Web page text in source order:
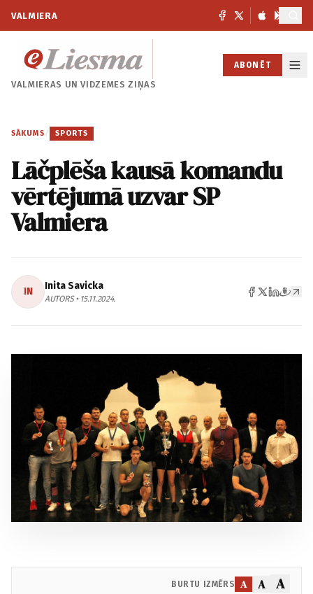
VALMIERA
VALMIERAS UNVIDZEMES ZIŅAS
ABONĒT
SĀKUMS / SPORTS
Lāčplēša kausā komandu
vērtējumā uzvar SP
Valmiera
IN Inita Savicka
AUTORS • 15.11.2024.
BURTU IZMĒRS A A A